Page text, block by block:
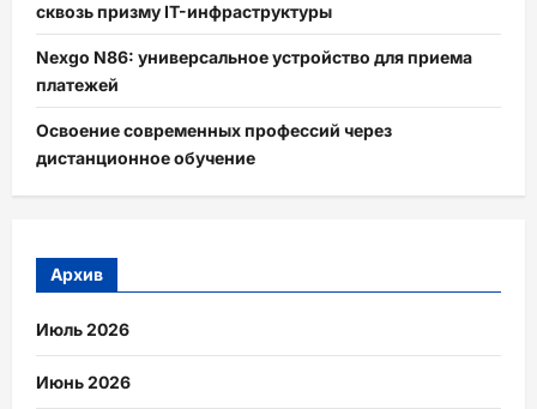
сквозь призму IT-инфраструктуры
Nexgo N86: универсальное устройство для приема
платежей
Освоение современных профессий через
дистанционное обучение
Архив
Июль 2026
Июнь 2026